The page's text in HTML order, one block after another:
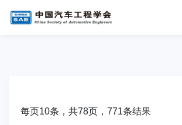
每页10条，共78页，771条结果